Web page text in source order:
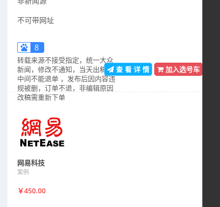
不可带网址
8
转载来源不接受指定，统一大众
新闻，修改不通知，当天出稿，
中间不能退单 ，发布后因内容违
规被删，订单不退，非编辑原因
改稿需重新下单
查 看 详 情 加入选号车
网易科技
案例
￥450.00